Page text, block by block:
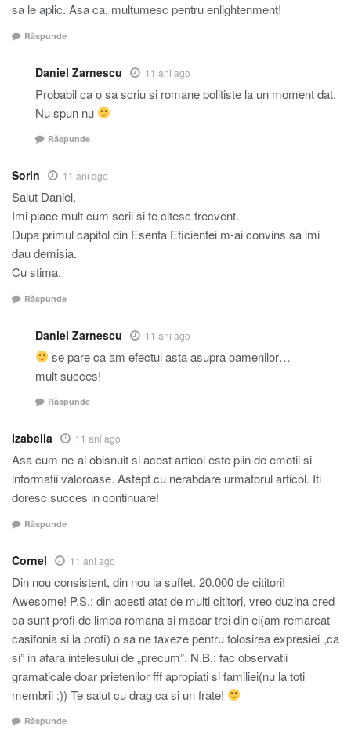
sa le aplic. Asa ca, multumesc pentru enlightenment!
Răspunde
Daniel Zarnescu 11 ani ago
Probabil ca o sa scriu si romane politiste la un moment dat.
Nu spun nu
Răspunde
Sorin 11 ani ago
Salut Daniel.
Imi place mult cum scrii si te citesc frecvent.
Dupa primul capitol din Esenta Eficientei m-ai convins sa imi
dau demisia.
Cu stima.
Răspunde
Daniel Zarnescu 11 ani ago
se pare ca am efectul asta asupra oamenilor…
mult succes!
Răspunde
Izabella 11 ani ago
Asa cum ne-ai obisnuit si acest articol este plin de emotii si
informatii valoroase. Astept cu nerabdare urmatorul articol. Iti
doresc succes in continuare!
Răspunde
Cornel 11 ani ago
Din nou consistent, din nou la suflet. 20.000 de cititori!
Awesome! P.S.: din acesti atat de multi cititori, vreo duzina cred
ca sunt profi de limba romana si macar trei din ei(am remarcat
casifonia si la profi) o sa ne taxeze pentru folosirea expresiei „ca
si” in afara intelesului de „precum”. N.B.: fac observatii
gramaticale doar prietenilor fff apropiati si familiei(nu la toti
membrii :)) Te salut cu drag ca si un frate!
Răspunde